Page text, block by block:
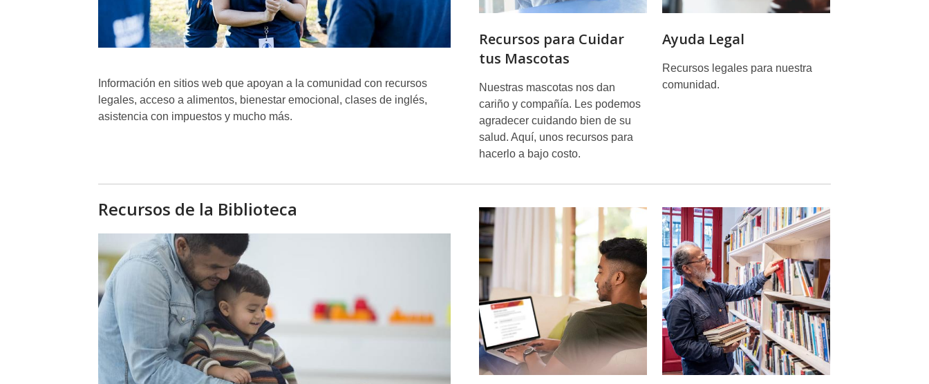
Información en sitios web que apoyan a la comunidad con recursos
legales, acceso a alimentos, bienestar emocional, clases de inglés,
asistencia con impuestos y mucho más.
Recursos para Cuidar
tus Mascotas
Nuestras mascotas nos dan
cariño y compañía. Les podemos
agradecer cuidando bien de su
salud. Aquí, unos recursos para
hacerlo a bajo costo.
Ayuda Legal
Recursos legales para nuestra
comunidad.
Recursos de la Biblioteca
Elegidos
para
Comunitarios